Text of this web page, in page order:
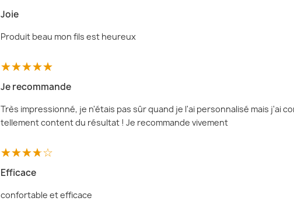
Joie
Produit beau mon fils est heureux
Je recommande
Très impressionné, je n'étais pas sûr quand je l'ai personnalisé mais j'ai
tellement content du résultat ! Je recommande vivement
Efficace
confortable et efficace